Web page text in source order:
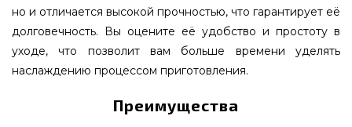
но и отличается высокой прочностью, что гарантирует её
долговечность. Вы оцените её удобство и простоту в
уходе, что позволит вам больше времени уделять
наслаждению процессом приготовления.
Преимущества